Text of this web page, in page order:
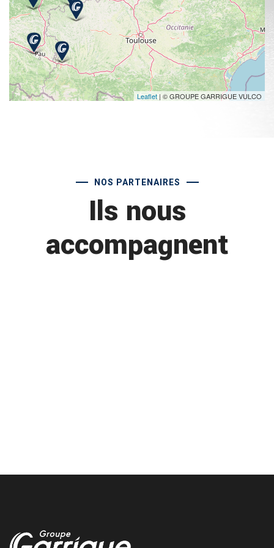
Leaflet | © GROUPE GARRIGUE VULCO
NOS PARTENAIRES
Ils nous
accompagnent
pneu hiver